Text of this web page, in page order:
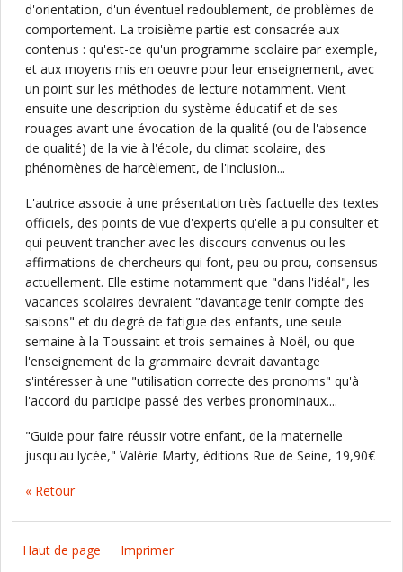
d'orientation, d'un éventuel redoublement, de problèmes de
comportement. La troisième partie est consacrée aux
contenus : qu'est-ce qu'un programme scolaire par exemple,
et aux moyens mis en oeuvre pour leur enseignement, avec
un point sur les méthodes de lecture notamment. Vient
ensuite une description du système éducatif et de ses
rouages avant une évocation de la qualité (ou de l'absence
de qualité) de la vie à l'école, du climat scolaire, des
phénomènes de harcèlement, de l'inclusion...
L'autrice associe à une présentation très factuelle des textes
officiels, des points de vue d'experts qu'elle a pu consulter et
qui peuvent trancher avec les discours convenus ou les
affirmations de chercheurs qui font, peu ou prou, consensus
actuellement. Elle estime notamment que "dans l'idéal", les
vacances scolaires devraient "davantage tenir compte des
saisons" et du degré de fatigue des enfants, une seule
semaine à la Toussaint et trois semaines à Noël, ou que
l'enseignement de la grammaire devrait davantage
s'intéresser à une "utilisation correcte des pronoms" qu'à
l'accord du participe passé des verbes pronominaux....
"Guide pour faire réussir votre enfant, de la maternelle
jusqu'au lycée," Valérie Marty, éditions Rue de Seine, 19,90€
« Retour
Haut de page Imprimer